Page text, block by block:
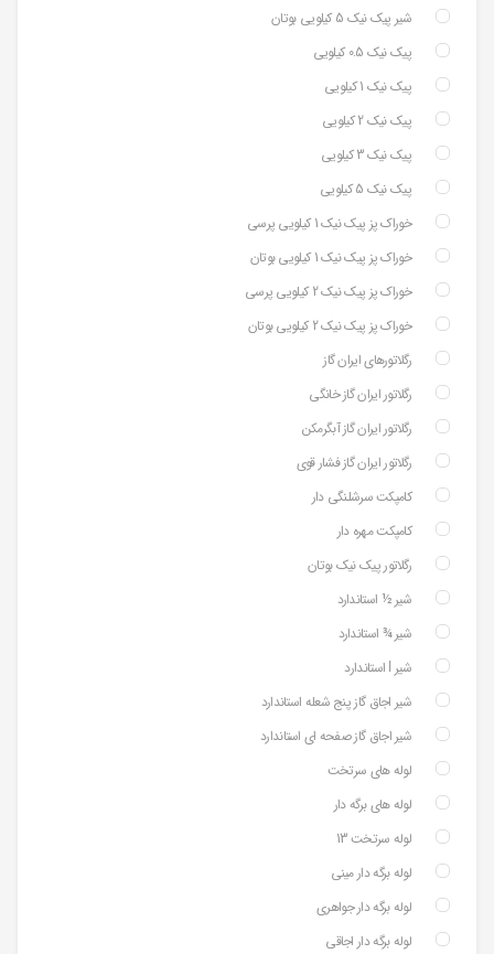
شیر پیک نیک 5 کیلویی بوتان
پیک نیک 0.5 کیلویی
پیک نیک 1 کیلویی
پیک نیک 2 کیلویی
پیک نیک 3 کیلویی
پیک نیک 5 کیلویی
خوراک پز پیک نیک 1 کیلویی پرسی
خوراک پز پیک نیک 1 کیلویی بوتان
خوراک پز پیک نیک 2 کیلویی پرسی
خوراک پز پیک نیک 2 کیلویی بوتان
رگلاتورهای ایران گاز
رگلاتور ایران گاز خانگی
رگلاتور ایران گاز آبگرمکن
رگلاتور ایران گاز فشار قوی
کامپکت سرشلنگی دار
کامپکت مهره دار
رگلاتور پیک نیک بوتان
شیر ½ استاندارد
شیر ¾ استاندارد
شیر ⅼ استاندارد
شیر اجاق گاز پنج شعله استاندارد
شیر اجاق گاز صفحه ای استاندارد
لوله های سرتخت
لوله های برگه دار
لوله سرتخت 13
لوله برگه دار مینی
لوله برگه دار جواهری
لوله برگه دار اجاقی